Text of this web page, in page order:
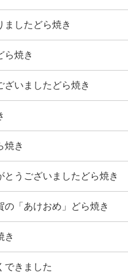
ましたどら焼き
ら焼き
ざいましたどら焼き
焼き
とうございましたどら焼き
の「あけおめ」どら焼き
き
できました